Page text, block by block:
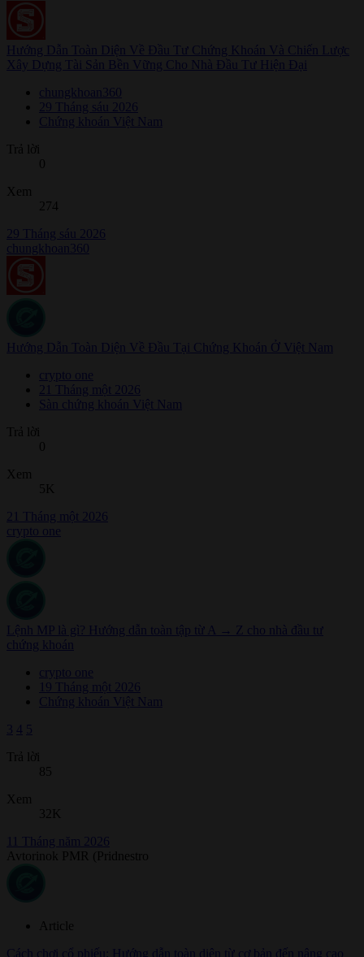
Hướng Dẫn Toàn Diện Về Đầu Tư Chứng Khoán Và Chiến Lược
Xây Dựng Tài Sản Bền Vững Cho Nhà Đầu Tư Hiện Đại
chungkhoan360
29 Tháng sáu 2026
Chứng khoán Việt Nam
Trả lời
0
Xem
274
29 Tháng sáu 2026
chungkhoan360
Hướng Dẫn Toàn Diện Về Đầu Tại Chứng Khoán Ở Việt Nam
crypto one
21 Tháng một 2026
Sàn chứng khoán Việt Nam
Trả lời
0
Xem
5K
21 Tháng một 2026
crypto one
Lệnh MP là gì? Hướng dẫn toàn tập từ A → Z cho nhà đầu tư
chứng khoán
crypto one
19 Tháng một 2026
Chứng khoán Việt Nam
3 4 5
Trả lời
85
Xem
32K
11 Tháng năm 2026
Avtorinok PMR (Pridnestro
Article
Cách chơi cổ phiếu: Hướng dẫn toàn diện từ cơ bản đến nâng cao